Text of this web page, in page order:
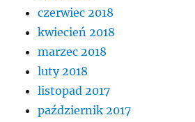
czerwiec 2018
kwiecień 2018
marzec 2018
luty 2018
listopad 2017
październik 2017